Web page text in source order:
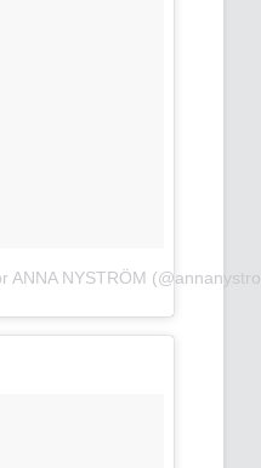
ANNA NYSTRÖM